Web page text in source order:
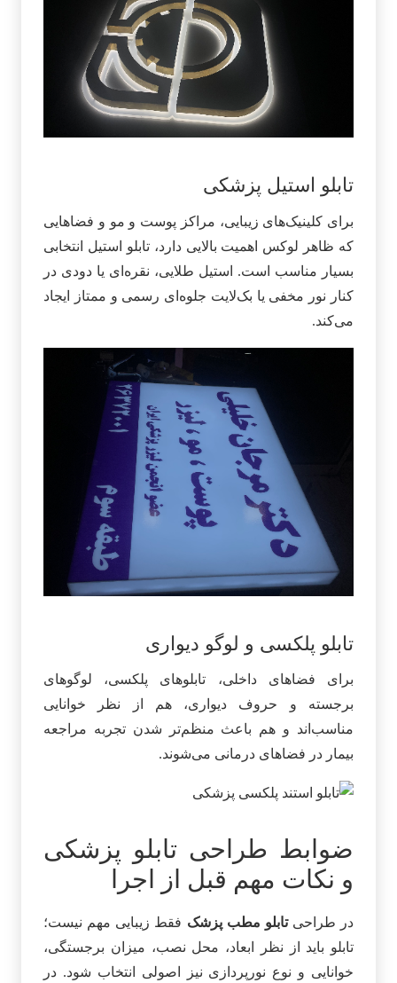
تابلو استیل پزشکی
برای کلینیک‌های زیبایی، مراکز پوست و مو و فضاهایی
که ظاهر لوکس اهمیت بالایی دارد، تابلو استیل انتخابی
بسیار مناسب است. استیل طلایی، نقره‌ای یا دودی در
کنار نور مخفی یا بک‌لایت جلوه‌ای رسمی و ممتاز ایجاد
می‌کند.
تابلو پلکسی و لوگو دیواری
برای فضاهای داخلی، تابلوهای پلکسی، لوگوهای
برجسته و حروف دیواری، هم از نظر خوانایی
مناسب‌اند و هم باعث منظم‌تر شدن تجربه مراجعه
بیمار در فضاهای درمانی می‌شوند.
ضوابط طراحی تابلو پزشکی
و نکات مهم قبل از اجرا
در طراحیتابلو مطب پزشک فقط زیبایی مهم نیست؛
تابلو باید از نظر ابعاد، محل نصب، میزان برجستگی،
خوانایی و نوع نورپردازی نیز اصولی انتخاب شود. در